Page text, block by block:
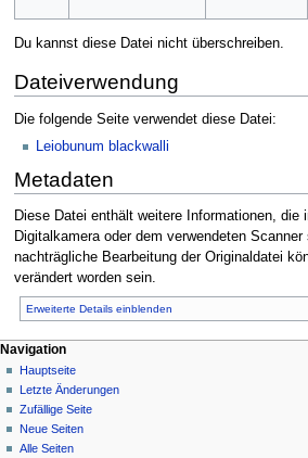
Du kannst diese Datei nicht überschreiben.
Dateiverwendung
Die folgende Seite verwendet diese Datei:
Leiobunum blackwalli
Metadaten
Diese Datei enthält weitere Informationen, die
Digitalkamera oder dem verwendeten
nachträgliche Bearbeitung der Originaldatei
verändert worden sein.
Erweiterte Details einblenden
Navigation
Hauptseite
Letzte Änderungen
Zufällige Seite
Neue Seiten
Alle Seiten